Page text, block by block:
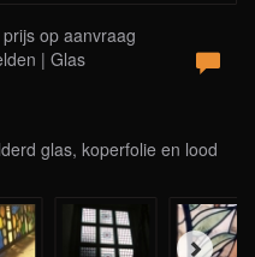
op aanvraag
| Glas
glas, koperfolie en lood